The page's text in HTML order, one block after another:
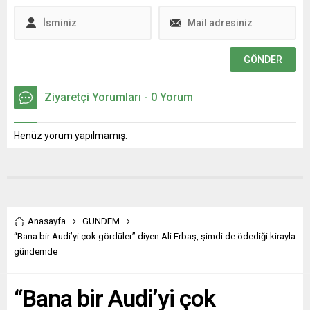
Ziyaretçi Yorumları - 0 Yorum
Henüz yorum yapılmamış.
Anasayfa
GÜNDEM
“Bana bir Audi’yi çok gördüler” diyen Ali Erbaş, şimdi de ödediği kirayla
gündemde
“Bana bir Audi’yi çok